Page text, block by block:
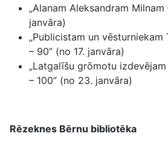
„Alanam Aleksandram Milnam
janvāra)
„Publicistam un vēsturniekam
– 90” (no 17. janvāra)
„Latgalīšu grōmotu
– 100” (no 23. janvāra)
Rēzeknes Bērnu bibliotēka